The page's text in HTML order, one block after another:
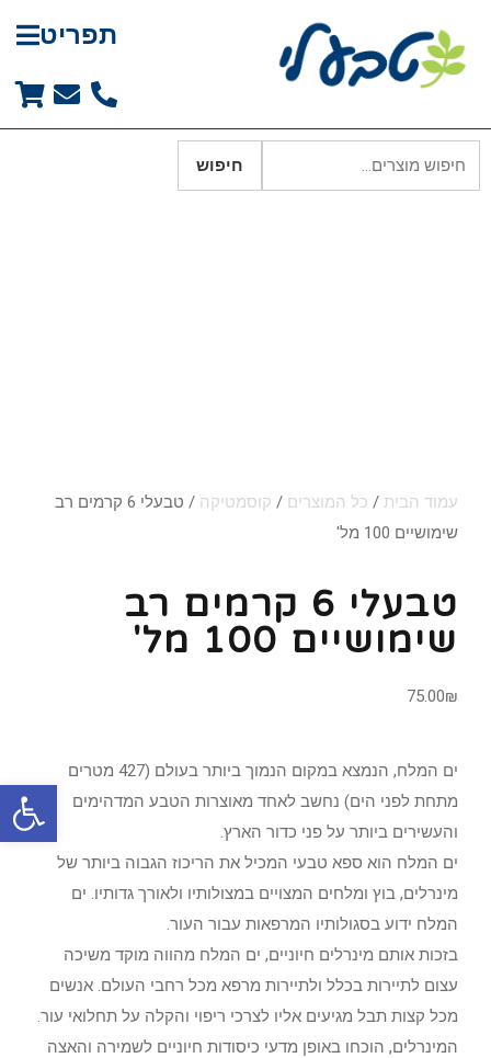
פתח
תפריט
חיפוש
עמוד הבית / כל המוצרים / קוסמטיקה
/ טבעלי 6 קרמים רב
שימושיים 100 מל'
טבעלי 6 קרמים רב
שימושיים 100 מל'
75.00₪
ים המלח, הנמצא במקום הנמוך ביותר בעולם (427 מטרים
מתחת לפני הים) נחשב לאחד מאוצרות הטבע המדהימים
והעשירים ביותר על פני כדור הארץ.
ים המלח הוא ספא טבעי המכיל את הריכוז הגבוה ביותר של
מינרלים, בוץ ומלחים המצויים במצולותיו ולאורך גדותיו. ים
המלח ידוע בסגולותיו המרפאות עבור העור.
בזכות אותם מינרלים חיוניים, ים המלח מהווה מוקד משיכה
עצום לתיירות בכלל ולתיירות מרפא מכל רחבי העולם. אנשים
מכל קצות תבל מגיעים אליו לצרכי ריפוי והקלה על תחלואי עור.
המינרלים, הוכחו באופן מדעי כיסודות חיוניים לשמירה והאצה